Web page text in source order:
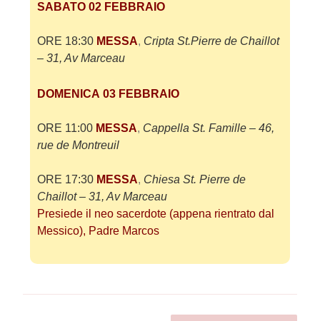
SABATO 02 FEBBRAIO
ORE 18:30 MESSA, Cripta St.Pierre de Chaillot
– 31, Av Marceau
DOMENICA 03 FEBBRAIO
ORE 11:00 MESSA, Cappella St. Famille – 46,
rue de Montreuil
ORE 17:30 MESSA, Chiesa St. Pierre de
Chaillot – 31, Av Marceau
Presiede il neo sacerdote (appena rientrato dal
Messico), Padre Marcos